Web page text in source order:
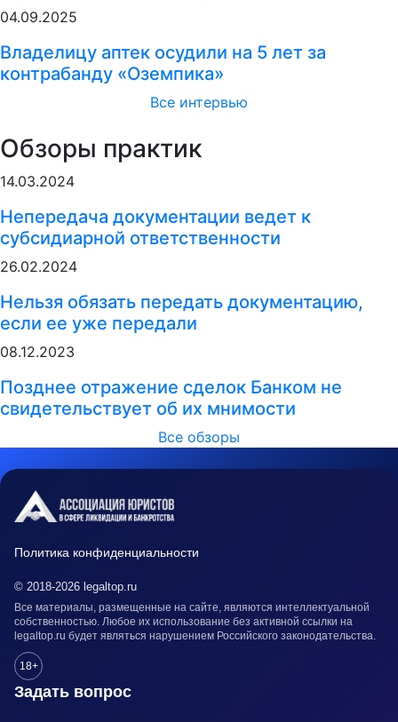
04.09.2025
Владелицу аптек осудили на 5 лет за
контрабанду «Оземпика»
Все интервью
Обзоры практик
14.03.2024
Непередача документации ведет к
субсидиарной ответственности
26.02.2024
Нельзя обязать передать документацию,
если ее уже передали
08.12.2023
Позднее отражение сделок Банком не
свидетельствует об их мнимости
Все обзоры
Политика конфиденциальности
© 2018-2026 legaltop.ru
Все материалы, размещенные на сайте, являются интеллектуальной
собственностью. Любое их использование без активной ссылки на
legaltop.ru будет являться нарушением Российского законодательства.
18+
Задать вопрос